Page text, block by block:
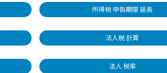
所得税 申告期限 延長
法人税 計算
法人 税率